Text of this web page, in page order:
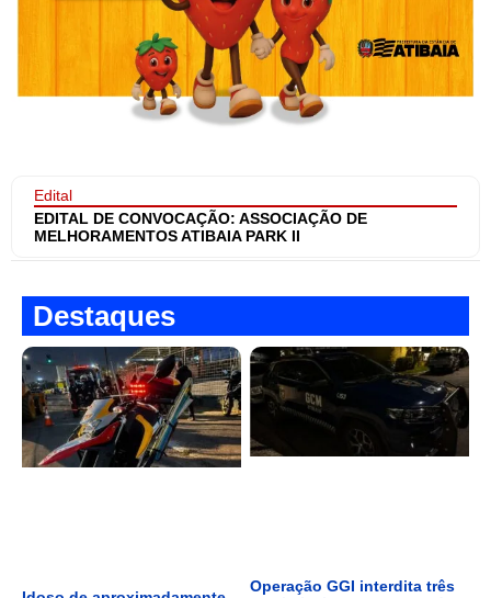
Edital
EDITAL DE CONVOCAÇÃO: ASSOCIAÇÃO DE
MELHORAMENTOS ATIBAIA PARK II
Destaques
Operação GGI interdita três